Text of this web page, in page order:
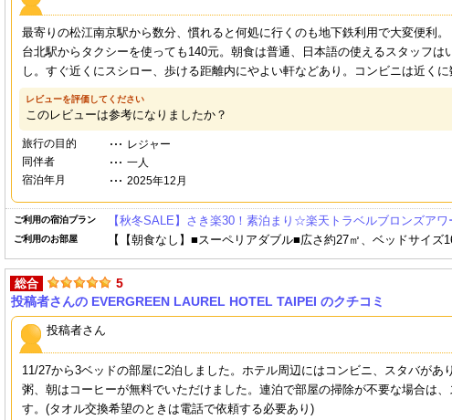
最寄りの松江南京駅から数分、慣れると何処に行くのも地下鉄利用で大変便利。
台北駅からタクシーを使っても140元。朝食は普通、日本語の使えるスタッフは
し。すぐ近くにスシロー、歩ける距離内にやよい軒などあり。コンビニは近くに
レビューを評価してください
このレビューは参考になりましたか？
旅行の目的
レジャー
同伴者
一人
宿泊年月
2025年12月
ご利用の宿泊プラン 【秋冬SALE】さき楽30！素泊まり☆楽天トラベルブロンズアワ
ご利用のお部屋 【【朝食なし】■スーペリアダブル■広さ約27㎡、ベッドサイズ
総合
5
投稿者さんの EVERGREEN LAUREL HOTEL TAIPEI のクチコミ
投稿者さん
11/27から3ベッドの部屋に2泊しました。ホテル周辺にはコンビニ、スタバがあ
粥、朝はコーヒーが無料でいただけました。連泊で部屋の掃除が不要な場合は
す。(タオル交換希望のときは電話で依頼する必要あり)